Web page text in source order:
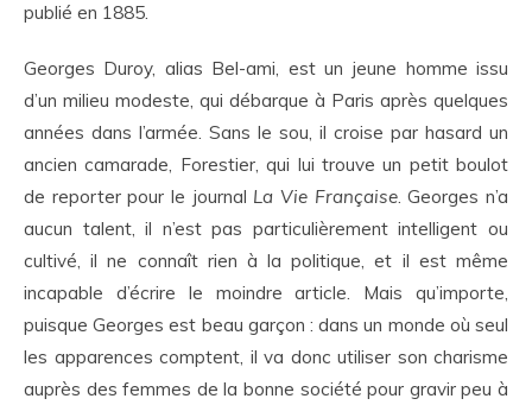
publié en 1885.
Georges Duroy, alias Bel-ami, est un jeune homme issu
d’un milieu modeste, qui débarque à Paris après quelques
années dans l’armée. Sans le sou, il croise par hasard un
ancien camarade, Forestier, qui lui trouve un petit boulot
de reporter pour le journal La Vie Française. Georges n’a
aucun talent, il n’est pas particulièrement intelligent ou
cultivé, il ne connaît rien à la politique, et il est même
incapable d’écrire le moindre article. Mais qu’importe,
puisque Georges est beau garçon : dans un monde où seul
les apparences comptent, il va donc utiliser son charisme
auprès des femmes de la bonne société pour gravir peu à